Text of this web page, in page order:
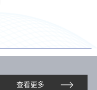
查看更多